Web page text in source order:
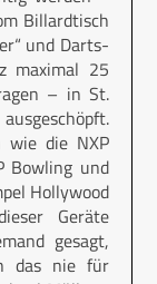
Billardtisch
und Darts-
maximal 25
– in St.
wie die NXP
Bowling und
Hollywood
Geräte
gesagt,
das nie für